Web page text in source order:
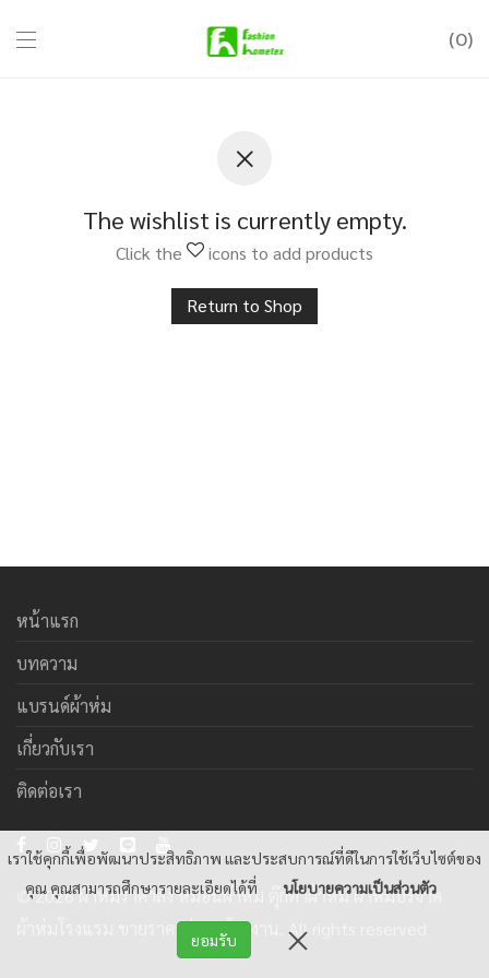
0
The wishlist is currently empty.
Click the icons to add products
Return to Shop
หน้าแรก
บทความ
แบรนด์ผ้าห่ม
เกี่ยวกับเรา
ติดต่อเรา
© 2026 ผ้าห่มราคาส่ง หมอนผ้าห่ม ตุ๊กตาผ้าห่ม ผ้าห่มบริจาค
ผ้าห่มโรงแรม ขายราคาส่งจากโรงงาน. All rights reserved
เราใช้คุกกี้เพื่อพัฒนาประสิทธิภาพ และประสบการณ์ที่ดีในการใช้เว็บไซต์ของ
คุณ คุณสามารถศึกษารายละเอียดได้ที่
นโยบายความเป็นส่วนตัว
ยอมรับ